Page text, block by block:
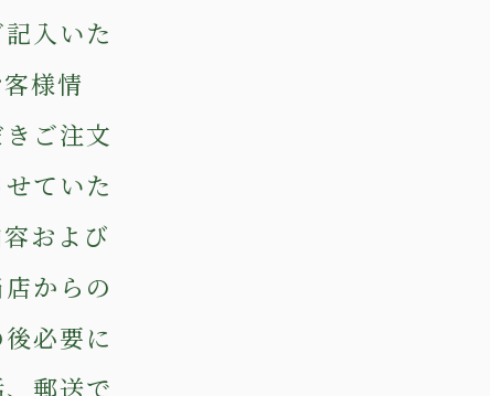
入いた
様情
ご注文
ていた
および
からの
必要に
郵送で